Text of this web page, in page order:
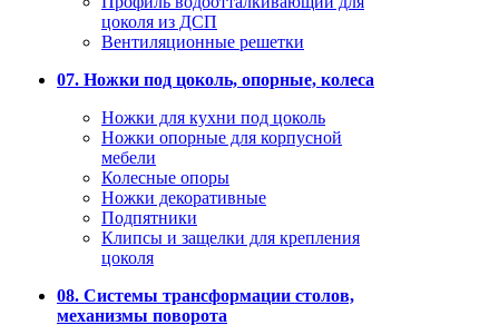
цоколя из ДСП
Вентиляционные решетки
07. Ножки под цоколь, опорные, колеса
Ножки для кухни под цоколь
Ножки опорные для корпусной
мебели
Колесные опоры
Ножки декоративные
Подпятники
Клипсы и защелки для крепления
цоколя
08. Системы трансформации столов,
механизмы поворота